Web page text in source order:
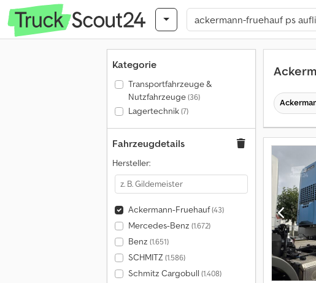
Kategorie
Transportfahrzeuge &
Nutzfahrzeuge(36)
Lagertechnik(7)
Fahrzeugdetails
Hersteller:
Ackermann-Fruehauf(43)
Mercedes-Benz (1.672)
Benz (1.651)
SCHMITZ(1.586)
Schmitz Cargobull (1.408)